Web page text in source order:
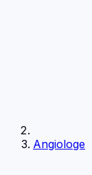
Angiologe